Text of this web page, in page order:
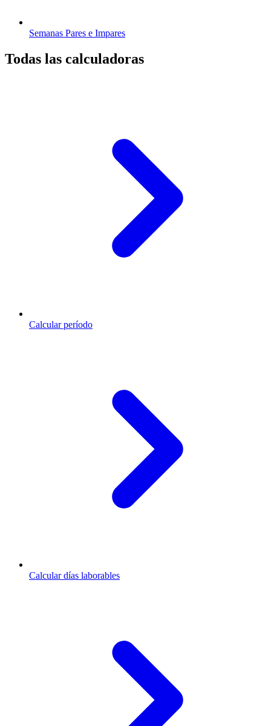
Semanas Pares e Impares
Todas las calculadoras
Calcular período
Calcular días laborables